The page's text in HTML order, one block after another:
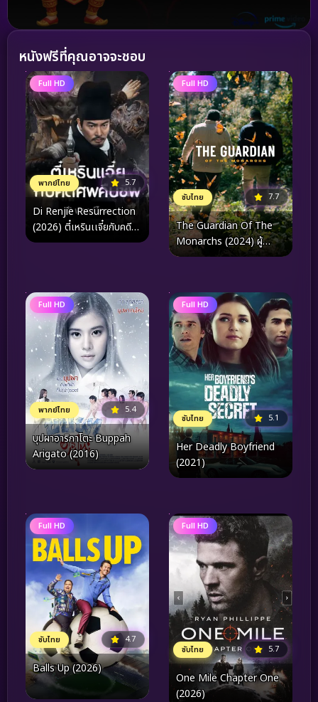
หนังฟรีที่คุณอาจจะชอบ
Full HD
พากย์ไทย 5.7
Di Renjie Resurrection
(2026) ตี๋เหรินเเจี๋ยกับคดี
ศพคืนชีพ
Full HD
ซับไทย 7.7
The Guardian Of The
Monarchs (2024) ผู้
พิทักษ์ผีเสื้อ
Full HD
พากย์ไทย 5.4
บุปผาอาริกาโตะ Buppah
Arigato (2016)
Full HD
ซับไทย 5.1
Her Deadly Boyfriend
(2021)
Full HD
ซับไทย 4.7
Balls Up (2026)
Full HD
ซับไทย 5.7
One Mile Chapter One
(2026)